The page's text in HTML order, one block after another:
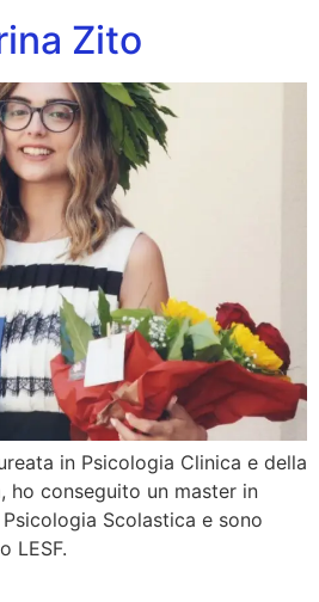
Zito
in Psicologia Clinica e della
ho conseguito un master in
Scolastica e sono
LESF.